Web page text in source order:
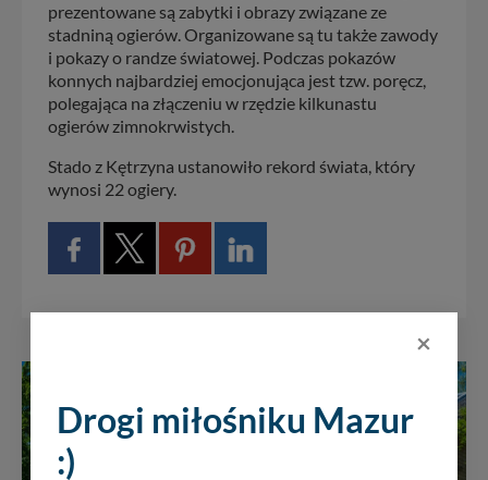
prezentowane są zabytki i obrazy związane ze
stadniną ogierów. Organizowane są tu także zawody
i pokazy o randze światowej. Podczas pokazów
konnych najbardziej emocjonująca jest tzw. poręcz,
polegająca na złączeniu w rzędzie kilkunastu
ogierów zimnokrwistych.
Stado z Kętrzyna ustanowiło rekord świata, który
wynosi 22 ogiery.
×
Drogi miłośniku Mazur
:)